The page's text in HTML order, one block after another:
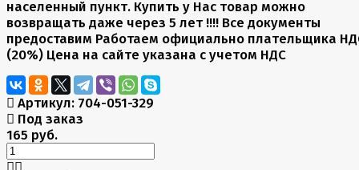
населенный пункт. Купить у Нас товар можно
возвращать даже через 5 лет !!!! Все документы
предоставим Работаем официально плательщика
(20%) Цена на сайте указана с учетом НДС
Артикул: 704-051-329
Под заказ
165 руб.